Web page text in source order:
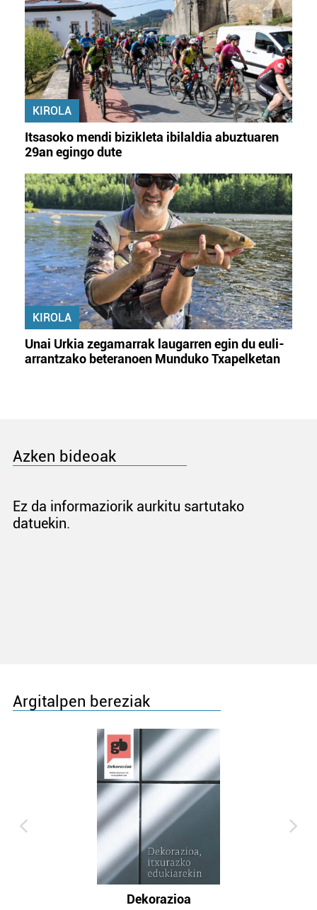
KIROLA
Itsasoko mendi bizikleta ibilaldia abuztuaren
29an egingo dute
KIROLA
Unai Urkia zegamarrak laugarren egin du euli-
arrantzako beteranoen Munduko Txapelketan
Azken bideoak
Ez da informaziorik aurkitu sartutako
datuekin.
Argitalpen bereziak
Dekorazioa